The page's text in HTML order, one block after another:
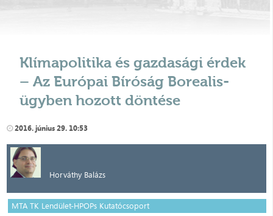
Klímapolitika és gazdasági érdek
– Az Európai Bíróság Borealis-
ügyben hozott döntése
2016. június 29. 10:53
Horváthy Balázs
MTA TK Lendület-HPOPs Kutatócsoport